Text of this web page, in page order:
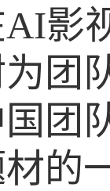
影
团
团
的